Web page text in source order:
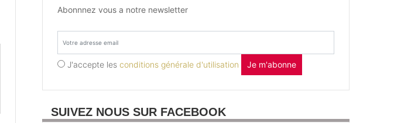
Abonnnez vous a notre newsletter
J'accepte les conditions générale d'utilisation Je m'abonne
SUIVEZ NOUS SUR FACEBOOK